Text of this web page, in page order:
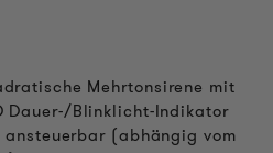
Mehrtonsirene mit
Dauer-/Blinklicht-Indikator
(abhängig vom